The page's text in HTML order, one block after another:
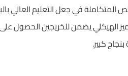
في جعل التعليم العالي
الهيكلي يضمن للخريجين
كبير.